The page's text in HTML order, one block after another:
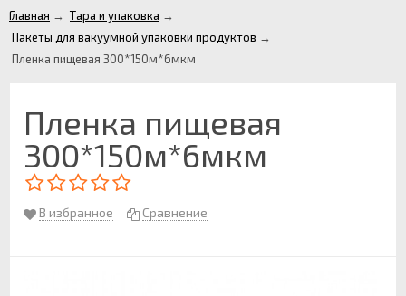
Главная → Тара и упаковка →
Пакеты для вакуумной упаковки продуктов →
Пленка пищевая 300*150м*6мкм
Пленка пищевая
300*150м*6мкм
В избранное Сравнение